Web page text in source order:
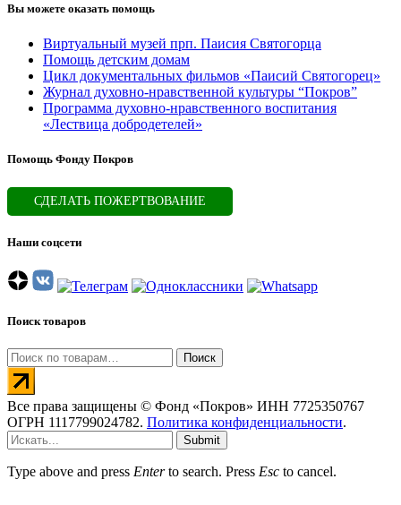
Вы можете оказать помощь
Виртуальный музей прп. Паисия Святогорца
Помощь детским домам
Цикл документальных фильмов «Паисий Святогорец»
Журнал духовно-нравственной культуры “Покров”
Программа духовно-нравственного воспитания
«Лествица добродетелей»
Помощь Фонду Покров
СДЕЛАТЬ ПОЖЕРТВОВАНИЕ
Наши соцсети
Поиск товаров
Искать: Поиск
Все права защищены © Фонд «Покров» ИНН 7725350767
ОГРН 1117799024782. Политика конфиденциальности.
Submit
Type above and press Enterto search. Press Esc to cancel.